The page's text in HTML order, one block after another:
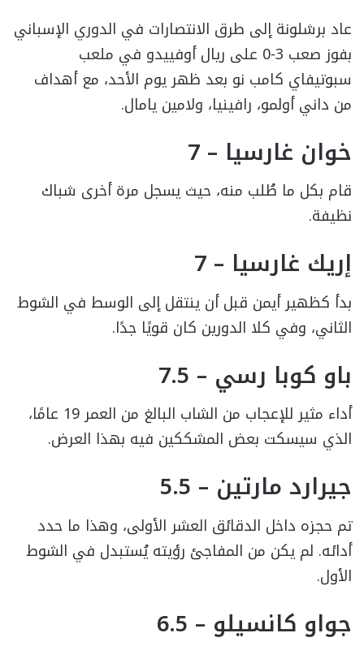
عاد برشلونة إلى طرق الانتصارات في الدوري الإسباني
بفوز صعب 3-0 على ريال أوفييدو في ملعب
سبوتيفاي كامب نو بعد ظهر يوم الأحد، مع أهداف
من داني أولمو، رافينيا، ولامين يامال.
خوان غارسيا – 7
قام بكل ما طُلب منه، حيث يسجل مرة أخرى شباك
نظيفة.
إريك غارسيا – 7
بدأ كظهير أيمن قبل أن ينتقل إلى الوسط في الشوط
الثاني، وفي كلا الدورين كان قويًا جدًا.
باو كوبا رسي – 7.5
أداء مثير للإعجاب من الشاب البالغ من العمر 19 عامًا،
الذي سيسكت بعض المشككين فيه بهذا العرض.
جيرارد مارتين – 5.5
تم حجزه داخل الدقائق العشر الأولى، وهذا ما حدد
أدائه. لم يكن من المفاجئ رؤيته يُستبدل في الشوط
الأول.
جواو كانسيلو – 6.5